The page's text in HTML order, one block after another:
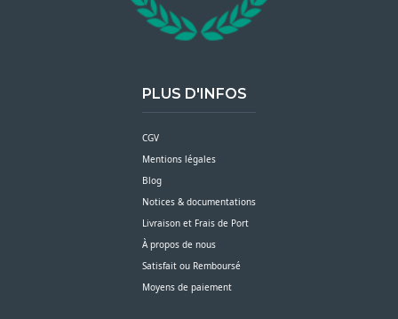
PLUS D'INFOS
CGV
Mentions légales
Blog
Notices & documentations
Livraison et Frais de Port
À propos de nous
Satisfait ou Remboursé
Moyens de paiement